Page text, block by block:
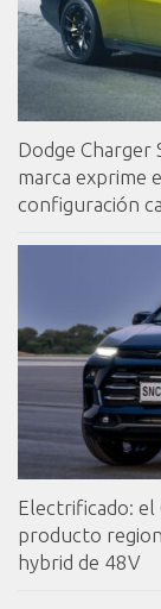
Dodge Charger
marca exprime
configuración
Electrificado:
producto
hybrid de 48V